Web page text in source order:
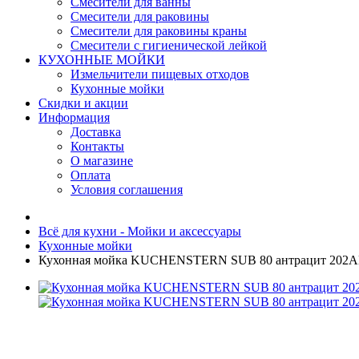
Смесители для раковины
Смесители для раковины краны
Смесители с гигиенической лейкой
КУХОННЫЕ МОЙКИ
Измельчители пищевых отходов
Кухонные мойки
Скидки и акции
Информация
Доставка
Контакты
О магазине
Оплата
Условия соглашения
Всё для кухни - Мойки и аксессуары
Кухонные мойки
Кухонная мойка KUCHENSTERN SUB 80 антрацит